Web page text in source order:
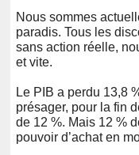
Nous sommes
paradis. Tous les
sans action réelle,
et vite.
Le PIB a perdu 13,8
présager, pour la fin
de 12 %. Mais 12 %
pouvoir d’achat en